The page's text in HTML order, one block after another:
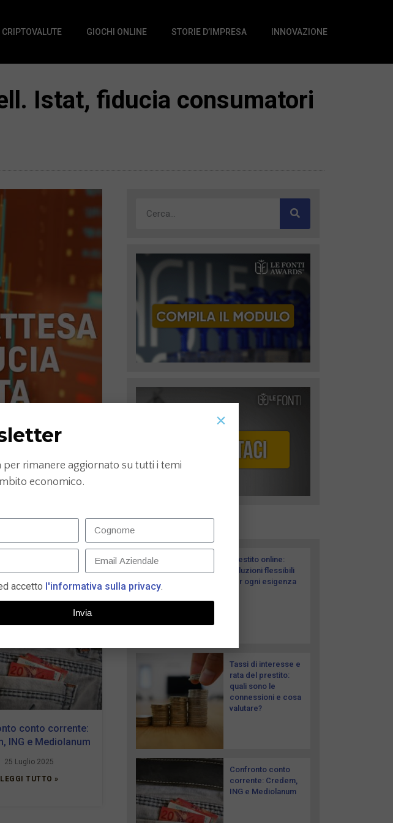
CRIPTOVALUTE GIOCHI ONLINE STORIE D’IMPRESA INNOVAZIONE
Istat, fiducia consumatori
conto corrente:
ING e Mediolanum
25 Luglio 2025
LEGGI TUTTO »
I più recenti
Prestito online:
soluzioni flessibili
per ogni esigenza
Tassi di interesse e
rata del prestito:
quali sono le
connessioni e cosa
valutare?
Confronto conto
corrente: Credem,
ING e Mediolanum
per rimanere aggiornato su tutti i temi
economico.
accetto l'informativa sulla privacy.
Invia